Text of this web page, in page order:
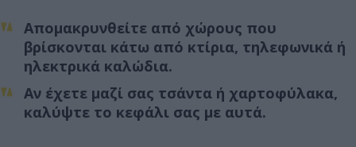
Απομακρυνθείτε από χώρους που
βρίσκονται κάτω από κτίρια, τηλεφωνικά ή
ηλεκτρικά καλώδια.
Αν έχετε μαζί σας τσάντα ή χαρτοφύλακα,
καλύψτε το κεφάλι σας με αυτά.